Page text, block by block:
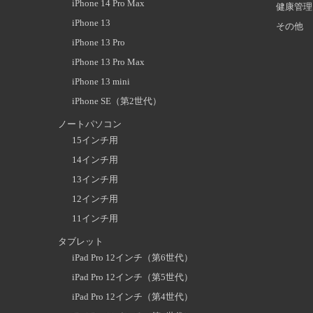
iPhone 14 Pro Max
iPhone 13
iPhone 13 Pro
iPhone 13 Pro Max
iPhone 13 mini
iPhone SE（第2世代）
ノートパソコン
15インチ用
14インチ用
13インチ用
12インチ用
11インチ用
タブレット
iPad Pro 12インチ（第6世代）
iPad Pro 12インチ（第5世代）
iPad Pro 12インチ（第4世代）
健康管
その他